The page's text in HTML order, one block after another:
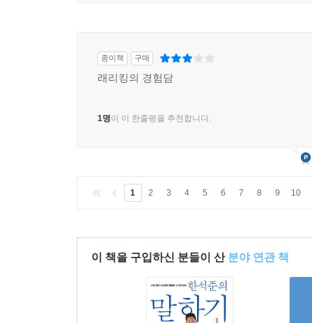
종이책 구매
래리킹의 경험담
1명이 이 한줄평을 추천합니다.
1 2 3 4 5 6 7 8 9 10
이 책을 구입하신 분들이 산 분야 연관 책